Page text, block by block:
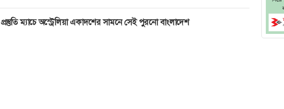
প্রস্তুতি ম্যাচে অস্ট্রেলিয়া একাদশের সামনে সেই পুরনো বাংলাদেশ